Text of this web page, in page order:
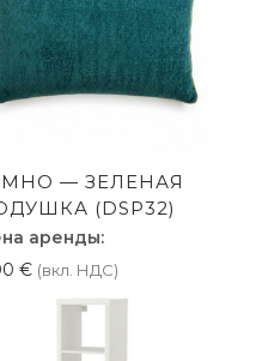
— ЗЕЛЕНАЯ
(DSP32)
аренды:
€ (вкл. НДС)